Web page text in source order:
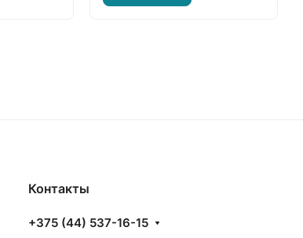
Контакты
+375 (44) 537-16-15